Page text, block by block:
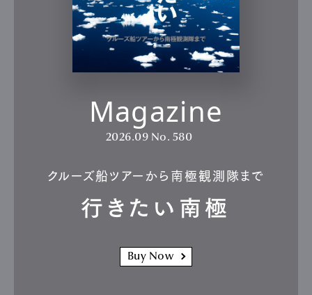
Magazine
2026.09 No. 580
クルーズ船ツアーから南極観測隊まで
行きたい南極
Buy Now